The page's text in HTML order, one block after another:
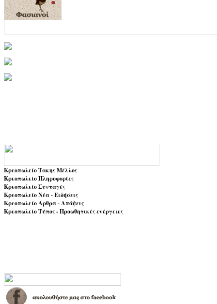
Κρεοπωλείο Τακης Μέλλος
Κρεοπωλείο Πληροφορίες
Κρεοπωλείο Συνταγές
Κρεοπωλείο Νέα - Ειδήσεις
Κρεοπωλείο Αρθρα - Απόψεις
Κρεοπωλείο Τύπος - Προωθητικές ενέργειες